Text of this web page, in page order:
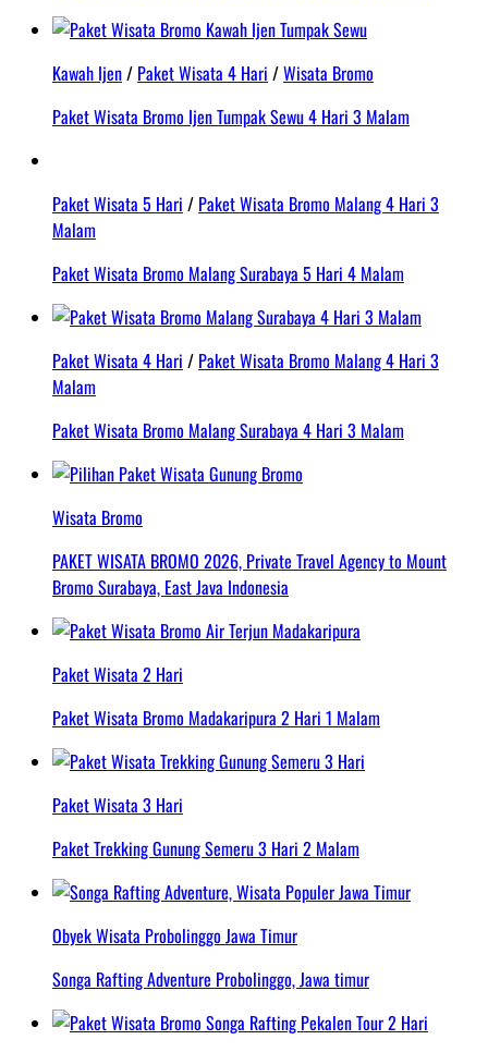
Kawah Ijen/ Paket Wisata 4 Hari /Wisata Bromo
Paket Wisata Bromo Ijen Tumpak Sewu 4 Hari 3 Malam
Paket Wisata 5 Hari / Paket Wisata Bromo Malang 4 Hari 3
Malam
Paket Wisata Bromo Malang Surabaya 5 Hari 4 Malam
Paket Wisata 4 Hari / Paket Wisata Bromo Malang 4 Hari 3
Malam
Paket Wisata Bromo Malang Surabaya 4 Hari 3 Malam
Wisata Bromo
PAKET WISATA BROMO 2026, Private Travel Agency to Mount
Bromo Surabaya, East Java Indonesia
Paket Wisata 2 Hari
Paket Wisata Bromo Madakaripura 2 Hari 1 Malam
Paket Wisata 3 Hari
Paket Trekking Gunung Semeru 3 Hari 2 Malam
Obyek Wisata Probolinggo Jawa Timur
Songa Rafting Adventure Probolinggo, Jawa timur